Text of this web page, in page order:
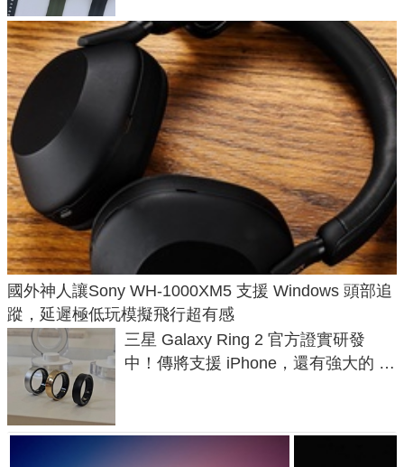
國外神人讓Sony WH-1000XM5 支援 Windows 頭部追
蹤，延遲極低玩模擬飛行超有感
三星 Galaxy Ring 2 官方證實研發
中！傳將支援 iPhone，還有強大的 AI